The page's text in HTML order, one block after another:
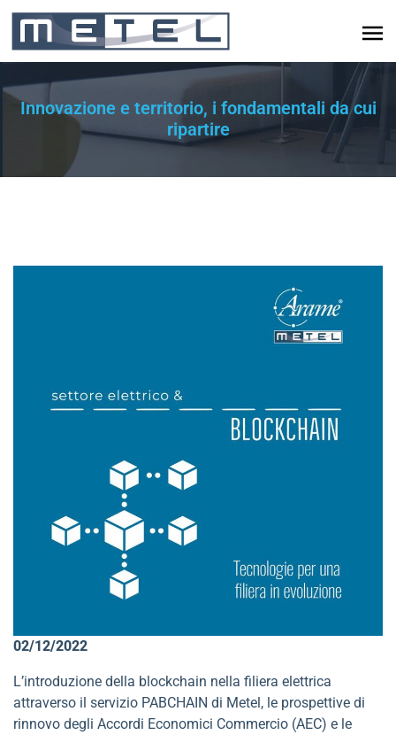
Innovazione e territorio, i fondamentali da cui
ripartire
02/12/2022
L’introduzione della blockchain nella filiera elettrica
attraverso il servizio PABCHAIN di Metel, le prospettive di
rinnovo degli Accordi Economici Commercio (AEC) e le